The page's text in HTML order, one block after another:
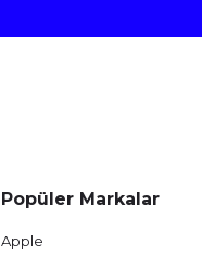
Popüler Markalar
Apple